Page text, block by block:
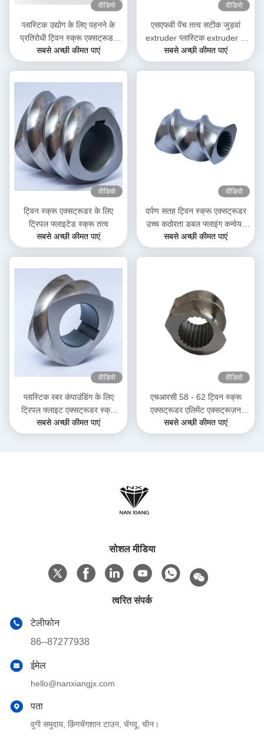
वीडियो
प्लास्टिक उद्योग के लिए पहनने के
प्रतिरोधी ट्विन स्क्रू एक्सट्रूडर
SK स्क्रू तत्व
सबसे अच्छी कीमत पाएं
वीडियो
एसएफवी पेंच तत्व सटीक जुड़वां
extruder प्लास्टिक extruder के
लिए पेंच तत्व
सबसे अच्छी कीमत पाएं
वीडियो
ट्विन स्क्रू एक्सट्रूडर के लिए
ट्रिपल फ्लाइटेड स्क्रू तत्व
सबसे अच्छी कीमत पाएं
वीडियो
दर्पण सतह ट्विन स्क्रू एक्सट्रूडर
उच्च कठोरता डबल फ्लाइंग कन्वेयर
स्क्रू तत्व
सबसे अच्छी कीमत पाएं
वीडियो
प्लास्टिक रबर कंपाउंडिंग के लिए
ट्रिपल फ्लाइट एक्सट्रूडर स्क्रू
एलिमेंट सिंगल स्लाइन शाफ्ट
सबसे अच्छी कीमत पाएं
वीडियो
एचआरसी 58 - 62 ट्विन स्क्रू
एक्सट्रूडर एलिमेंट एक्सट्रूज़न
मशीन पार्ट्स फॉर हाई टेम्परेचर
सबसे अच्छी कीमत पाएं
सोशल मीडिया
त्वरित संपर्क
टेलीफोन
86--87277938
ईमेल
hello@nanxiangjx.com
पता
वुगी समुदाय, क़िंगचेंगशान टाउन, चेंगदू, चीन।